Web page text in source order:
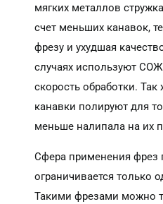
мягких металлов
счет меньших канавок,
фрезу и ухудшая
случаях используют
скорость обработки.
канавки полируют для
меньше налипала на их
Сфера применения
ограничивается только
Такими фрезами можно